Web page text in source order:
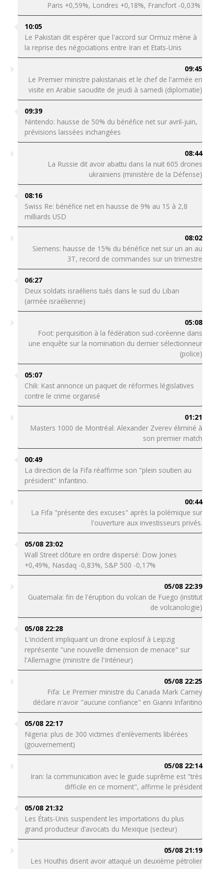
Paris +0,59%, Londres +0,18%, Francfort -0,03%
10:05
Le Pakistan dit espérer que l'accord sur Ormuz mène à
la reprise des négociations entre Iran et Etats-Unis
09:45
Le Premier ministre pakistanais et le chef de l'armée en
visite en Arabie saoudite de jeudi à samedi (diplomatie)
09:39
Nintendo: hausse de 50% du bénéfice net sur avril-juin,
prévisions laissées inchangées
08:44
La Russie dit avoir abattu dans la nuit 605 drones
ukrainiens (ministère de la Défense)
08:16
Swiss Re: bénéfice net en hausse de 9% au 1S à 2,8
milliards USD
08:02
Siemens: hausse de 15% du bénéfice net sur un an au
3T, record de commandes sur un trimestre
06:27
Deux soldats israéliens tués dans le sud du Liban
(armée israélienne)
05:08
Foot: perquisition à la fédération sud-coréenne dans
une enquête sur la nomination du dernier sélectionneur
(police)
05:07
Chili: Kast annonce un paquet de réformes législatives
contre le crime organisé
01:21
Masters 1000 de Montréal: Alexander Zverev éliminé à
son premier match
00:49
La direction de la Fifa réaffirme son "plein soutien au
président" Infantino.
00:44
La Fifa "présente des excuses" après la polémique sur
l'ouverture aux investisseurs privés.
05/08 23:02
Wall Street clôture en ordre dispersé: Dow Jones
+0,49%, Nasdaq -0,83%, S&P 500 -0,17%
05/08 22:39
Guatemala: fin de l'éruption du volcan de Fuego (institut
de volcanologie)
05/08 22:28
L'incident impliquant un drone explosif à Leipzig
représente "une nouvelle dimension de menace" sur
l'Allemagne (ministre de l'Intérieur)
05/08 22:25
Fifa: Le Premier ministre du Canada Mark Carney
déclare n'avoir "aucune confiance" en Gianni Infantino
05/08 22:17
Nigeria: plus de 300 victimes d'enlèvements libérées
(gouvernement)
05/08 22:14
Iran: la communication avec le guide suprême est "très
difficile en ce moment", affirme le président
05/08 21:32
Les États-Unis suspendent les importations du plus
grand producteur d’avocats du Mexique (secteur)
05/08 21:19
Les Houthis disent avoir attaqué un deuxième pétrolier